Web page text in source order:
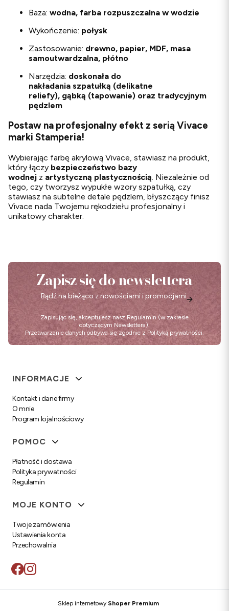
Baza: wodna, farba rozpuszczalna w wodzie
Wykończenie: połysk
Zastosowanie: drewno, papier, MDF, masa
samoutwardzalna, płótno
Narzędzia: doskonała do
nakładania szpatułką (delikatne
reliefy), gąbką (tapowanie) oraz tradycyjnym
pędzlem
Postaw na profesjonalny efekt z serią Vivace
marki Stamperia!
Wybierając farbę akrylową Vivace, stawiasz na produkt,
który łączy bezpieczeństwo bazy
wodnej z artystyczną plastycznością. Niezależnie od
tego, czy tworzysz wypukłe wzory szpatułką, czy
stawiasz na subtelne detale pędzlem, błyszczący finisz
Vivace nada Twojemu rękodziełu profesjonalny i
unikatowy charakter.
Zapisz się do newslettera
Bądź na bieżąco z nowościami i promocjami.
Zapisując się, akceptujesz nasz Regulamin (w zakresie
dotyczącym Newslettera).
Przetwarzanie danych odbywa się zgodnie z Polityką prywatności.
Linki w stopce
INFORMACJE
Kontakt i dane firmy
O mnie
Program lojalnościowy
POMOC
Płatność i dostawa
Polityka prywatności
Regulamin
MOJE KONTO
Twoje zamówienia
Ustawienia konta
Przechowalnia
Sklep internetowy Shoper Premium